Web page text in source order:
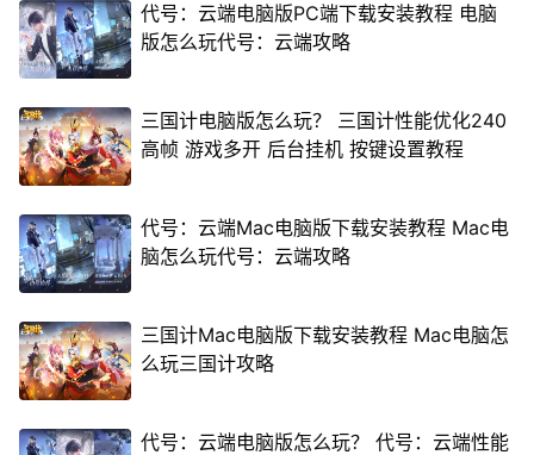
代号：云端电脑版PC端下载安装教程 电脑
版怎么玩代号：云端攻略
三国计电脑版怎么玩？ 三国计性能优化240
高帧 游戏多开 后台挂机 按键设置教程
代号：云端Mac电脑版下载安装教程 Mac电
脑怎么玩代号：云端攻略
三国计Mac电脑版下载安装教程 Mac电脑怎
么玩三国计攻略
代号：云端电脑版怎么玩？ 代号：云端性能